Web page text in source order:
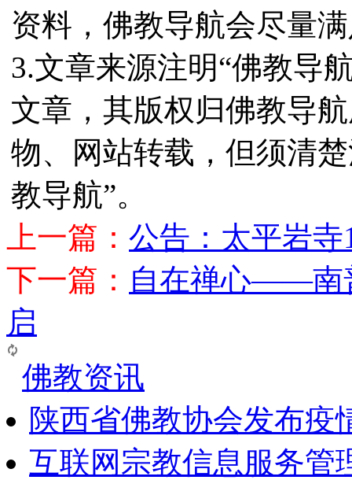
资料，佛教导航会尽量
3.文章来源注明“佛教导
文章，其版权归佛教导
物、网站转载，但须清
教导航”。
上一篇： 公告：太平岩寺
下一篇： 自在禅心——南
启
佛教资讯
陕西省佛教协会发布疫
互联网宗教信息服务管